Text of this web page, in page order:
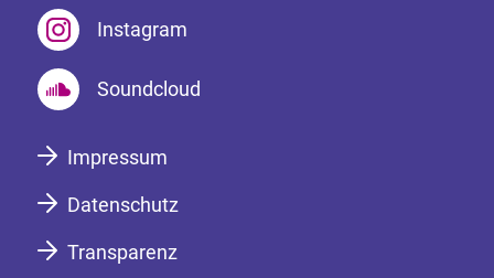
Instagram
Soundcloud
Impressum
Datenschutz
Transparenz